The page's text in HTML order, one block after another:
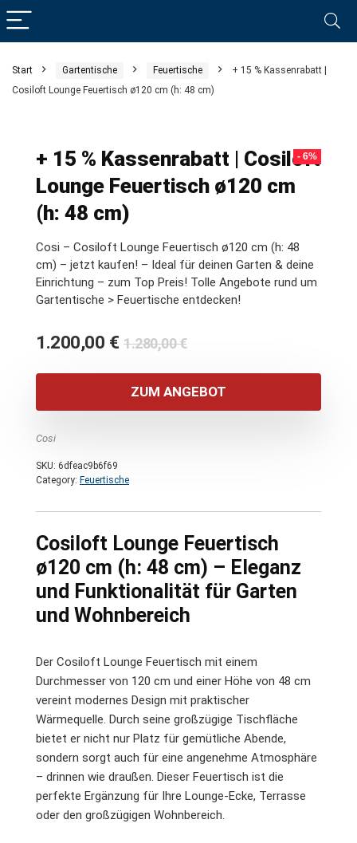
Start Gartentische Feuertische
+ 15 % Kassenrabatt |
Cosiloft Lounge Feuertisch ø120 cm (h: 48 cm)
- 6%
+ 15 % Kassenrabatt | Cosiloft
Lounge Feuertisch ø120 cm
(h: 48 cm)
Cosi – Cosiloft Lounge Feuertisch ø120 cm (h: 48
cm) – jetzt kaufen! – Ideal für deinen Garten & deine
Einrichtung – zum Top Preis! Tolle Angebote rund um
Gartentische > Feuertische entdecken!
1.280,00€Ursprünglicher
war:
1.280,00 €
1.200,00 €
Aktueller
ist:
1.200,00 €.
ZUM ANGEBOT
Cosi
SKU: 6dfeac9b6f69
Category: Feuertische
Cosiloft Lounge Feuertisch
ø120 cm (h: 48 cm) – Eleganz
und Funktionalität für Garten
und Wohnbereich
Der Cosiloft Lounge Feuertisch mit einem
Durchmesser von 120 cm und einer Höhe von 48 cm
vereint modernes Design mit praktischer
Wärmequelle. Durch seine großzügige Tischfläche
bietet er nicht nur Platz für gemütliche Abende,
sondern sorgt auch für eine angenehme Atmosphäre
– drinnen wie draußen. Dieser Feuertisch ist die
perfekte Ergänzung für Ihre Lounge-Ecke, Terrasse
oder den großzügigen Wohnbereich.